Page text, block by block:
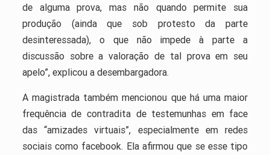
de alguma prova, mas não quando permite sua
produção (ainda que sob protesto da parte
desinteressada), o que não impede à parte a
discussão sobre a valoração de tal prova em seu
apelo”, explicou a desembargadora.
A magistrada também mencionou que há uma maior
frequência de contradita de testemunhas em face
das “amizades virtuais”, especialmente em redes
sociais como facebook. Ela afirmou que se esse tipo